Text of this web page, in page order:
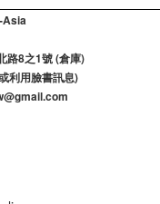
Asia
路8之1號 (倉庫)
利用臉書訊息)